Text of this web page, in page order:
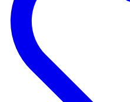
아티스트 찾기